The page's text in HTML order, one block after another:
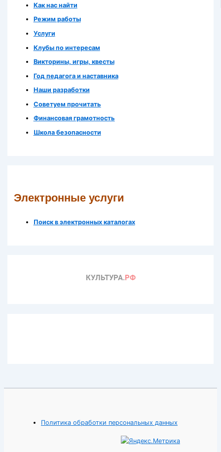
Как нас найти
Режим работы
Услуги
Клубы по интересам
Викторины, игры, квесты
Год педагога и наставника
Наши разработки
Советуем прочитать
Финансовая грамотность
Школа безопасности
Электронные услуги
Поиск в электронных каталогах
Политика обработки персональных данных